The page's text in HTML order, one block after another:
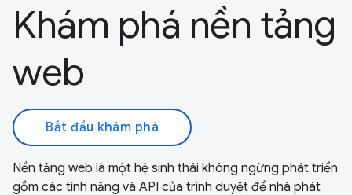
Khám phá nền tảng
web
Bắt đầu khám phá
Nền tảng web là một hệ sinh thái không ngừng phát triển
gồm các tính năng và API của trình duyệt để nhà phát